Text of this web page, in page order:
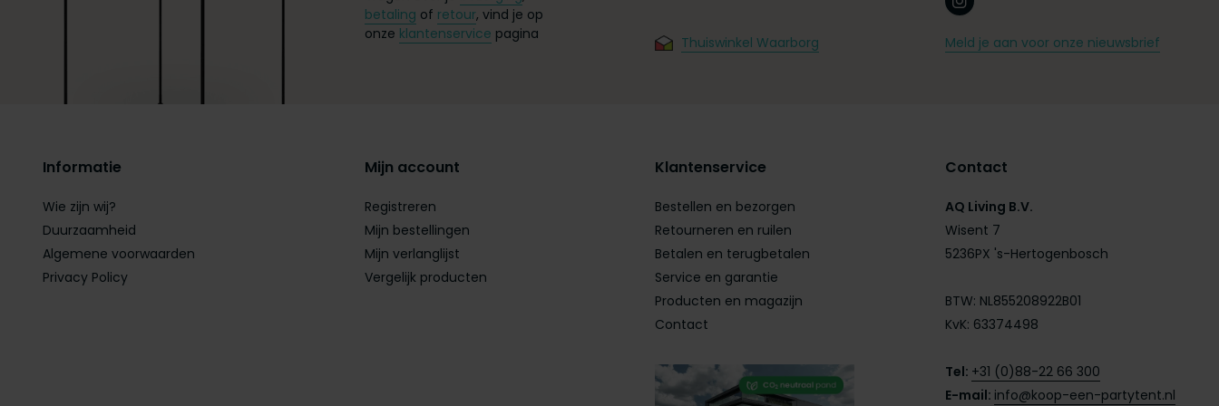
betaling of retour, vind je op
onze klantenservice pagina Thuiswinkel Waarborg Meld je aan voor onze nieuwsbrief
Informatie
Wie zijn wij?
Duurzaamheid
Algemene voorwaarden
Privacy Policy
Mijn account
Registreren
Mijn bestellingen
Mijn verlanglijst
Vergelijk producten
Klantenservice
Bestellen en bezorgen
Retourneren en ruilen
Betalen en terugbetalen
Service en garantie
Producten en magazijn
Contact
Contact
AQ Living B.V.
Wisent 7
5236PX 's-Hertogenbosch
BTW: NL855208922B01
KvK: 63374498
Tel: +31 (0)88-22 66 300
E-mail: info@koop-een-partytent.nl